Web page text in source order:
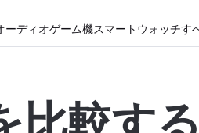
ーディオゲーム機スマートウォッチす
比較す